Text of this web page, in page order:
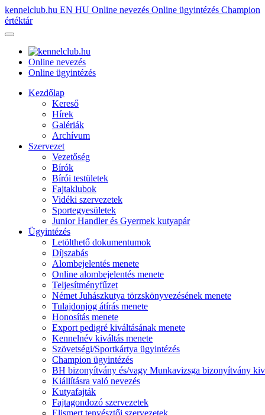
kennelclub.hu EN HU Online nevezés Online ügyintézés Champion
értéktár
Online nevezés
Online ügyintézés
Kezdőlap
Kereső
Hírek
Galériák
Archívum
Szervezet
Vezetőség
Bírók
Bírói testületek
Fajtaklubok
Vidéki szervezetek
Sportegyesületek
Junior Handler és Gyermek kutyapár
Ügyintézés
Letölthető dokumentumok
Díjszabás
Alombejelentés menete
Online alombejelentés menete
Teljesítményfűzet
Német Juhászkutya törzskönyvezésének menete
Tulajdonjog átírás menete
Honosítás menete
Export pedigré kiváltásának menete
Kennelnév kiváltás menete
Szövetségi/Sportkártya ügyintézés
Champion ügyintézés
BH bizonyítvány és/vagy Munkavizsga bizonyítvány
Kiállításra való nevezés
Kutyafajták
Fajtagondozó szervezetek
Elismert tenyésztői szervezetek